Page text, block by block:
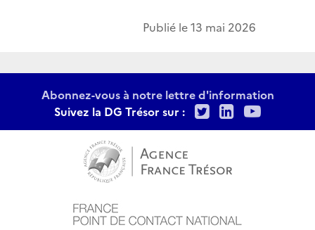
Publié le13 mai 2026
Abonnez-vous à notre lettre d'information
Suivez la DG Trésor sur :
TwitterLinkedIn